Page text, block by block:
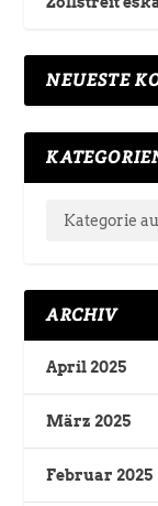
NEUESTE
ARCHIV
April 2025
März 2025
Februar 2025